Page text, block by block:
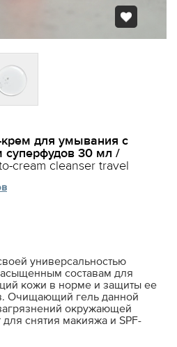
для умывания с
суперфудов 30 мл /
cream cleanser travel
универсальностью
составам для
кожи в норме и защиты ее
Очищающий гель данной
окружающей
снятия макияжа и SPF-